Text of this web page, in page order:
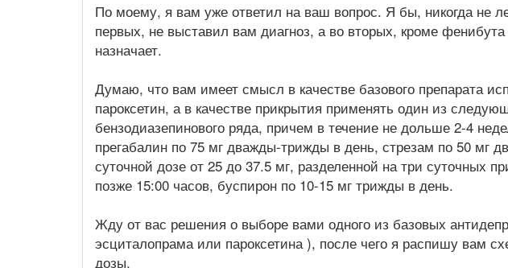
По моему, я вам уже ответил на ваш вопрос. Я бы, никогда не
первых, не выставил вам диагноз, а во вторых, кроме
назначает.
Думаю, что вам имеет смысл в качестве базового препарата
пароксетин, а в качестве прикрытия применять один из
бензодиазепинового ряда, причем в течение не дольше 2-4
прегабалин по 75 мг дважды-трижды в день, стрезам по 50 мг
суточной дозе от 25 до 37.5 мг, разделенной на три суточных
позже 15:00 часов, буспирон по 10-15 мг трижды в день.
Жду от вас решения о выборе вами одного из базовых
эсциталопрама или пароксетина ), после чего я распишу вам
дозы.